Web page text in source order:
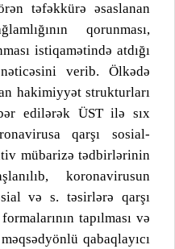
təfəkkürə əsaslanan
qorunması,
istiqamətində atdığı
verib. Ölkədə
hakimiyyət strukturları
edilərək ÜST ilə sıx
qarşı sosial-
mübarizə tədbirlərinin
koronavirusun
və s. təsirlərə qarşı
tapılması və
qabaqlayıcı